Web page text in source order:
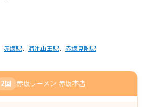
| 赤坂駅、 溜池山王駅、 赤坂見附駅
2回 赤坂ラーメン 赤坂本店